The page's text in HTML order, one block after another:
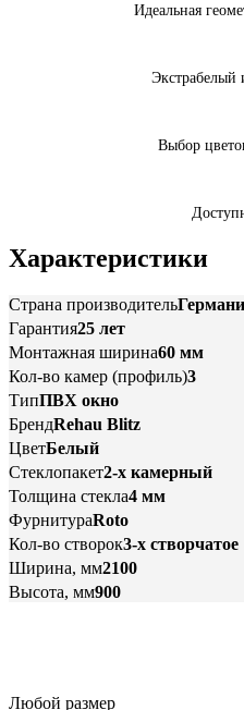
Идеальная
Экстрабелый
Выбор
Характеристики
Страна производитель
Гарантия25 лет
Монтажная ширина60 мм
Кол-во камер (профиль)3
ТипПВХ окно
БрендRehau Blitz
ЦветБелый
Стеклопакет2-х камерный
Толщина стекла4 мм
ФурнитураRoto
Кол-во створок3-х створчатое
Ширина, мм2100
Высота, мм900
Любой размер